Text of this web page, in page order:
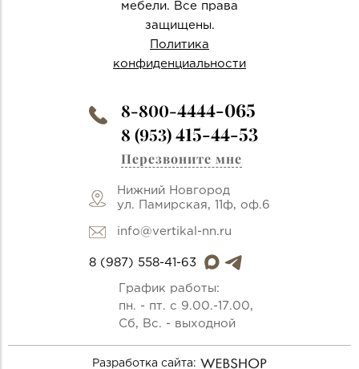
мебели. Все права
защищены.
Политика
конфиденциальности
8-800-4444-065
8 (953)415-44-53
Перезвоните мне
Нижний Новгород
ул. Памирская, 11ф, оф.6
info@vertikal-nn.ru
8 (987) 558-41-63
График работы:
пн. - пт. с 9.00.-17.00,
Сб, Вс. - выходной
Разработка сайта: